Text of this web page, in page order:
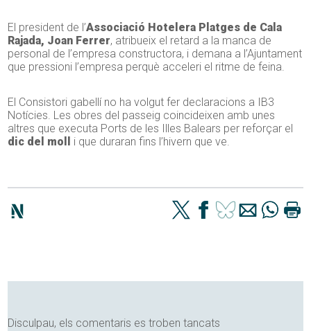
El president de l’Associació Hotelera Platges de Cala
Rajada, Joan Ferrer, atribueix el retard a la manca de
personal de l’empresa constructora, i demana a l’Ajuntament
que pressioni l’empresa perquè acceleri el ritme de feina.
El Consistori gabellí no ha volgut fer declaracions a IB3
Notícies. Les obres del passeig coincideixen amb unes
altres que executa Ports de les Illes Balears per reforçar el
dic del moll
i que duraran fins l’hivern que ve.
Disculpau, els comentaris es troben tancats